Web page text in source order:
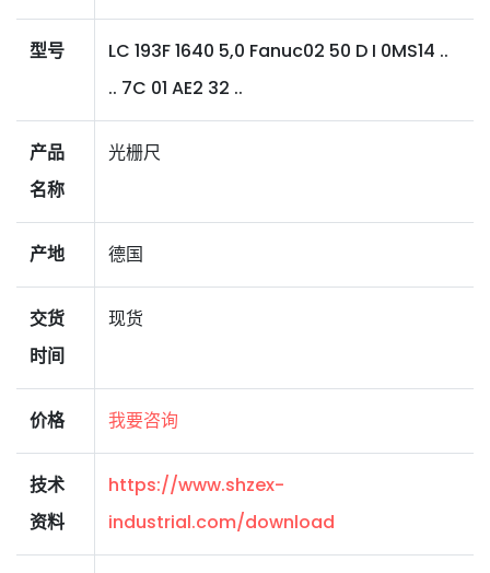
型号
LC 193F 1640 5,0 Fanuc02 50 D I 0MS14 ..
.. 7C 01 AE2 32 ..
产品
名称
光栅尺
产地 德国
交货
时间
现货
价格 我要咨询
技术
资料
https://www.shzex-
industrial.com/download